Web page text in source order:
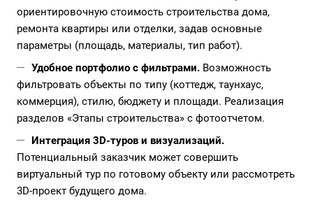
ориентировочную стоимость строительства дома,
ремонта квартиры или отделки, задав основные
параметры (площадь, материалы, тип работ).
Удобное портфолио с фильтрами. Возможность
фильтровать объекты по типу (коттедж, таунхаус,
коммерция), стилю, бюджету и площади. Реализация
разделов «Этапы строительства» с фотоотчетом.
Интеграция 3D-туров и визуализаций.
Потенциальный заказчик может совершить
виртуальный тур по готовому объекту или рассмотреть
3D-проект будущего дома.